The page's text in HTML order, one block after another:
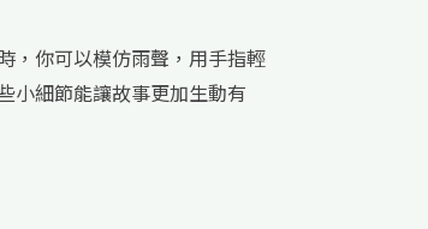
，你可以模仿雨聲，用手指輕
小細節能讓故事更加生動有